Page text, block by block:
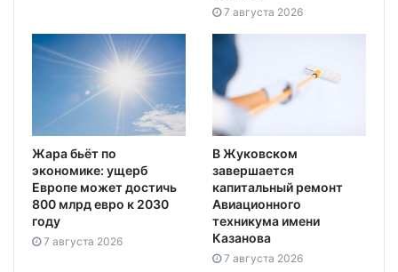
7 августа 2026
Жара бьёт по
экономике: ущерб
Европе может достичь
800 млрд евро к 2030
году
7 августа 2026
В Жуковском
завершается
капитальный ремонт
Авиационного
техникума имени
Казанова
7 августа 2026